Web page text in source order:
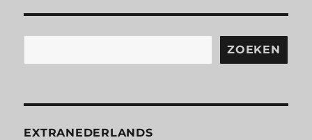
ZOEKEN
EXTRANEDERLANDS